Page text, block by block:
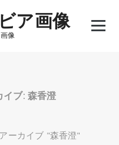
ア画像
像
イブ: 森香澄
ーカイブ "森香澄"